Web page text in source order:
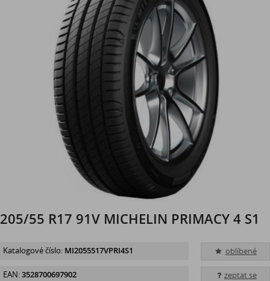
205/55 R17 91V MICHELIN PRIMACY 4 S1
oblíbené
zeptat se
Katalogové číslo: MI2055517VPRI4S1
EAN:3528700697902